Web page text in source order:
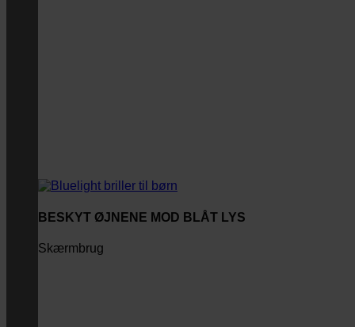
BESKYT ØJNENE MOD BLÅT LYS
Skærmbrug